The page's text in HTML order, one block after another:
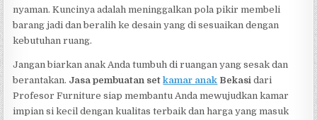
nyaman. Kuncinya adalah meninggalkan pola pikir membeli
barang jadi dan beralih ke desain yang di sesuaikan dengan
kebutuhan ruang.
Jangan biarkan anak Anda tumbuh di ruangan yang sesak dan
berantakan. Jasa pembuatan setkamar anak Bekasi dari
Profesor Furniture siap membantu Anda mewujudkan kamar
impian si kecil dengan kualitas terbaik dan harga yang masuk